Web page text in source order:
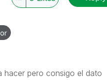
hacer pero consigo el dato